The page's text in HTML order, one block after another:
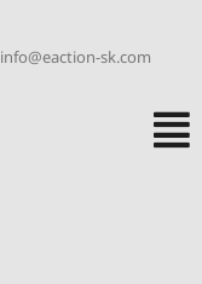
info@eaction-sk.com